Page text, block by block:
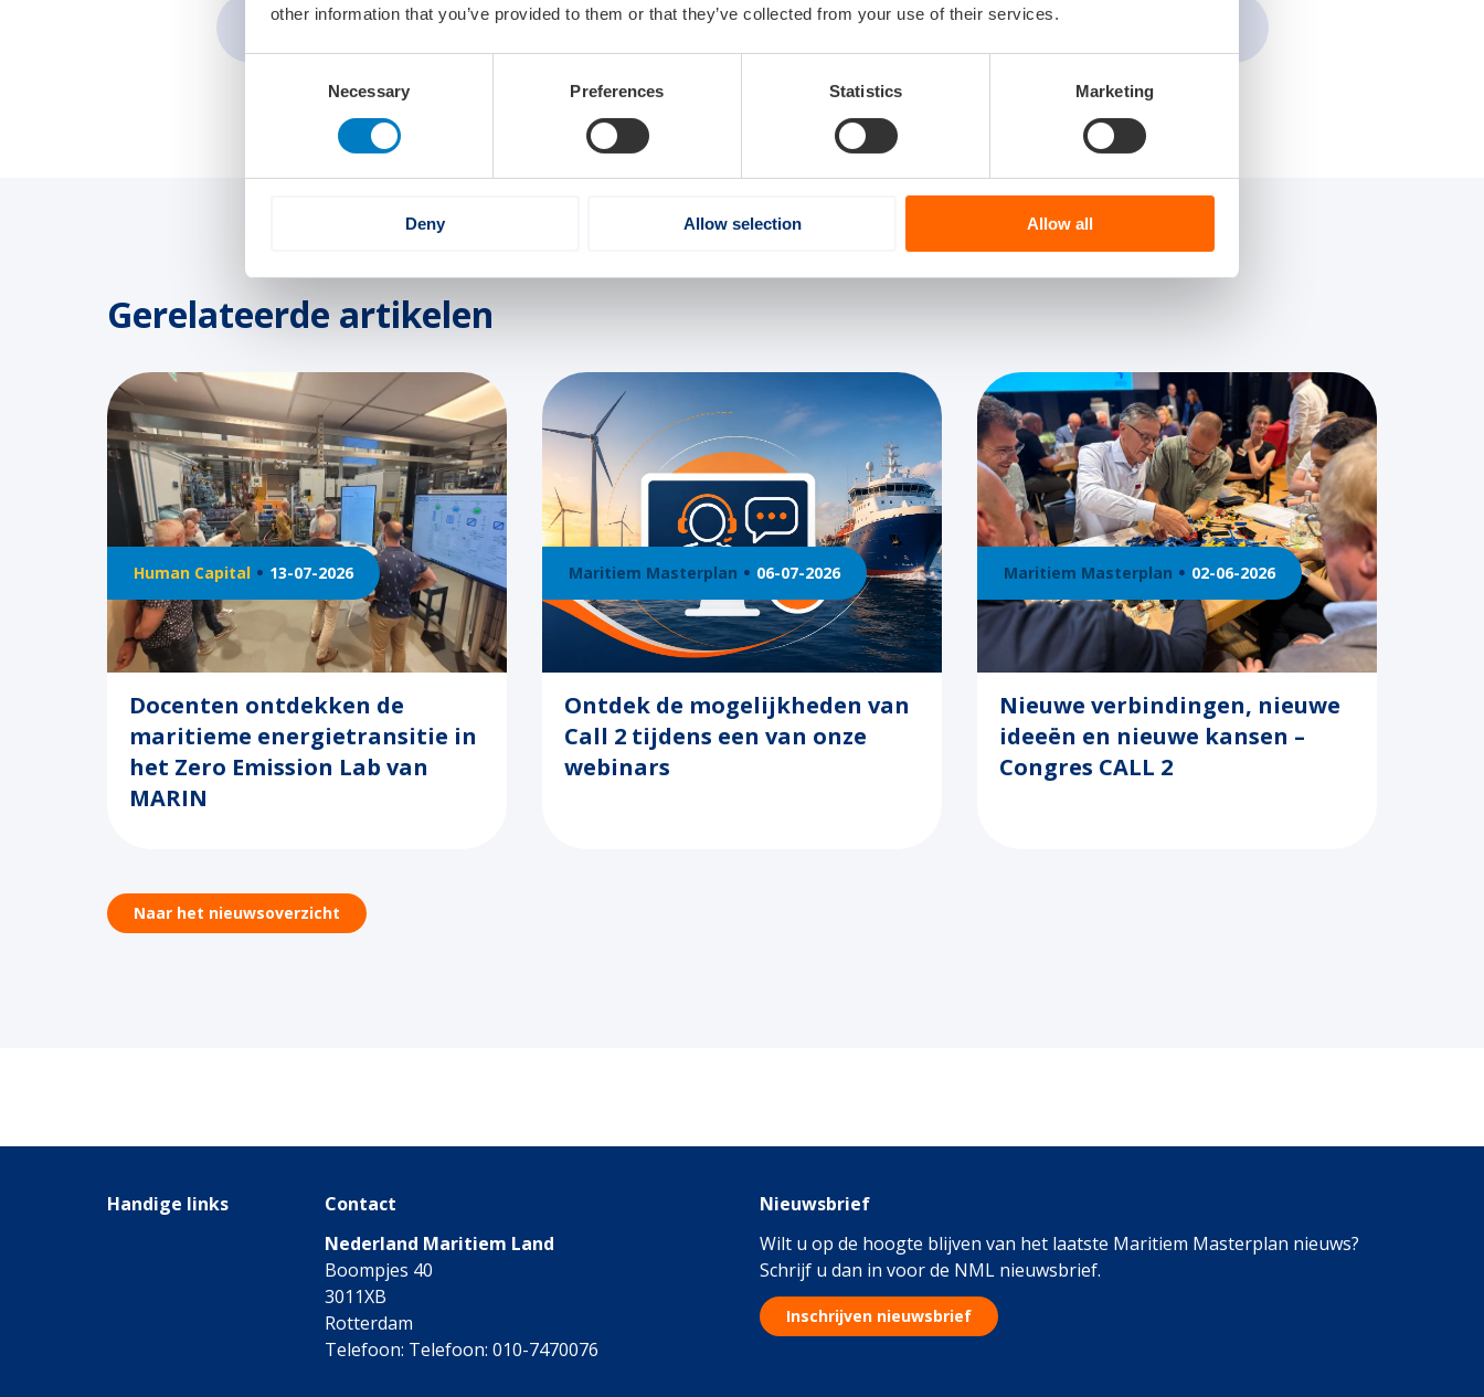
other information that you’ve provided to them or that they’ve collected from your use of their services.
Necessary Preferences Statistics Marketing
Deny Allow selection Allow all
Delen via:
Gerelateerde artikelen
Human Capital 13-07-2026
Docenten ontdekken de
maritieme energietransitie in
het Zero Emission Lab van
MARIN
Maritiem Masterplan 06-07-2026
Ontdek de mogelijkheden van
Call 2 tijdens een van onze
webinars
Maritiem Masterplan 02-06-2026
Nieuwe verbindingen, nieuwe
ideeën en nieuwe kansen –
Congres CALL 2
Naar het nieuwsoverzicht
Handige links
Contact
Nederland Maritiem Land
Boompjes 40
3011XB
Rotterdam
Telefoon: Telefoon: 010-7470076
Nieuwsbrief
Wilt u op de hoogte blijven van het laatste Maritiem Masterplan nieuws?
Schrijf u dan in voor de NML nieuwsbrief.
Inschrijven nieuwsbrief